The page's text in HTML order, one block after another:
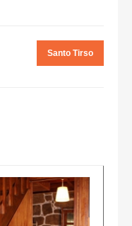
Santo Tirso